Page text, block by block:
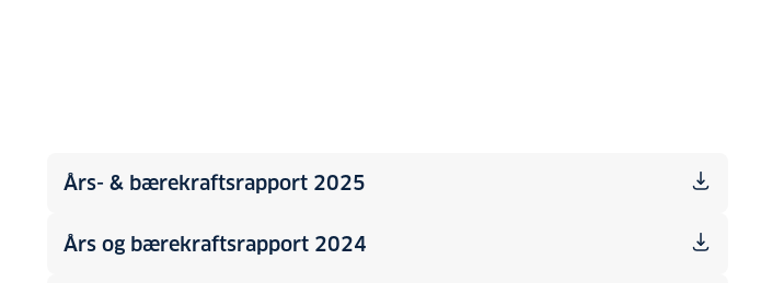
Års- & bærekraftsrapport 2025
Års og bærekraftsrapport 2024